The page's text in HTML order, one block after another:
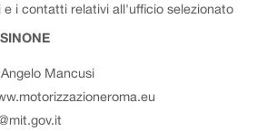
i contatti relativi all'ufficio selezionato
Mancusi